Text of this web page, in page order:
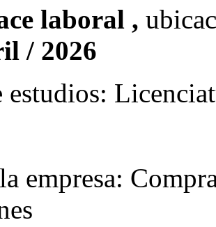
laboral ,
/ 2026
estudios:
empresa: